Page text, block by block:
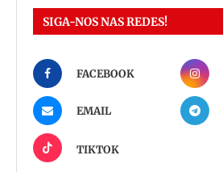
SIGA-NOS NAS REDES!
FACEBOOK
EMAIL
TIKTOK